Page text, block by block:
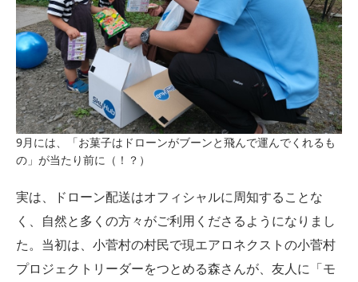
9月には、「お菓子はドローンがブーンと飛んで運んでくれるも
の」が当たり前に（！？）
実は、ドローン配送はオフィシャルに周知することな
く、自然と多くの方々がご利用くださるようになりまし
た。当初は、小菅村の村民で現エアロネクストの小菅村
プロジェクトリーダーをつとめる森さんが、友人に「モ